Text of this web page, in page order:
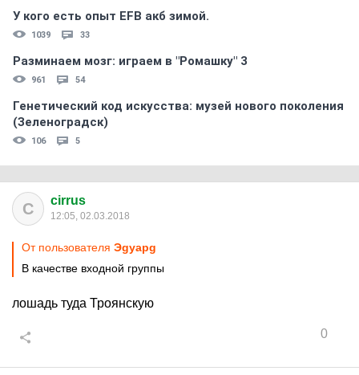
У кого есть опыт EFB акб зимой.
1039 33
Разминаем мозг: играем в "Ромашку" 3
961 54
Генетический код искусства: музей нового поколения
(Зеленоградск)
106 5
C cirrus
12:05, 02.03.2018
От пользователя Эgуарg
В качестве входной группы
лошадь туда Троянскую
0